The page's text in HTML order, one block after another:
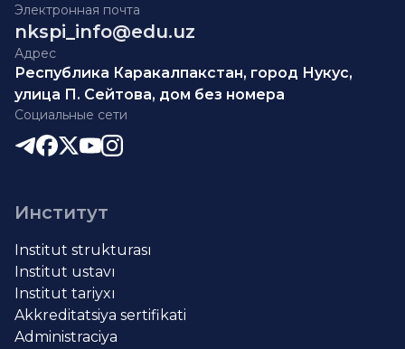
Электронная почта
nkspi_info@edu.uz
Адрес
Республика Каракалпакстан, город Нукус,
улица П. Сейтова, дом без номера
Социальные сети
Институт
Institut strukturası
Institut ustavı
Institut tariyxı
Akkreditatsiya sertifikati
Administraciya